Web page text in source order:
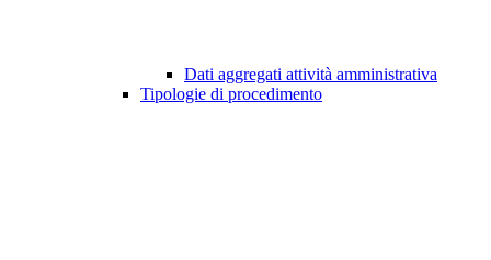
Dati aggregati attività amministrativa
Tipologie di procedimento